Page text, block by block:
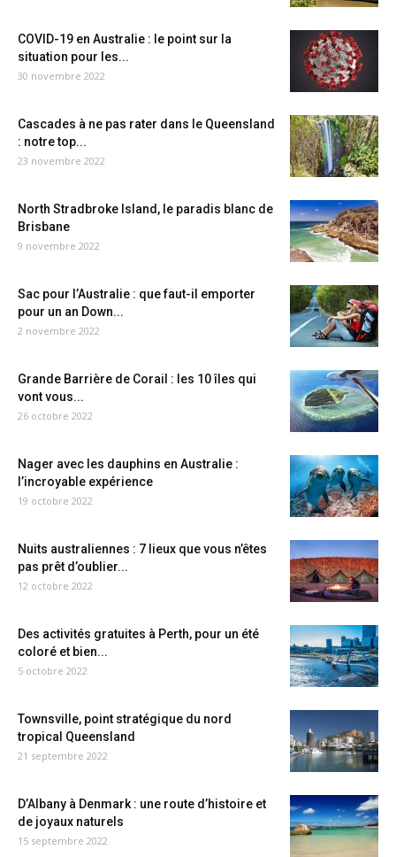
COVID-19 en Australie : le point sur la
situation pour les...
30 novembre 2022
Cascades à ne pas rater dans le Queensland
: notre top...
23 novembre 2022
North Stradbroke Island, le paradis blanc de
Brisbane
9 novembre 2022
Sac pour l’Australie : que faut-il emporter
pour un an Down...
2 novembre 2022
Grande Barrière de Corail : les 10 îles qui
vont vous...
26 octobre 2022
Nager avec les dauphins en Australie :
l’incroyable expérience
19 octobre 2022
Nuits australiennes : 7 lieux que vous n’êtes
pas prêt d’oublier...
12 octobre 2022
Des activités gratuites à Perth, pour un été
coloré et bien...
5 octobre 2022
Townsville, point stratégique du nord
tropical Queensland
21 septembre 2022
D’Albany à Denmark : une route d’histoire et
de joyaux naturels
15 septembre 2022